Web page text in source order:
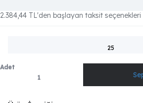
2.384,44 TL'den başlayan taksit seçenekleri
25
Adet